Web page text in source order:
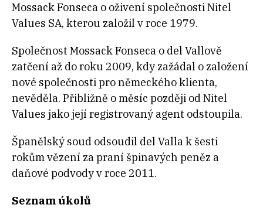
Mossack Fonseca o oživení společnosti Nitel
Values SA, kterou založil v roce 1979.
Společnost Mossack Fonseca o del Vallově
zatčení až do roku 2009, kdy zažádal o založení
nové společnosti pro německého klienta,
nevěděla. Přibližně o měsíc později od Nitel
Values jako její registrovaný agent odstoupila.
Španělský soud odsoudil del Valla k šesti
rokům vězení za praní špinavých peněz a
daňové podvody v roce 2011.
Seznam úkolů